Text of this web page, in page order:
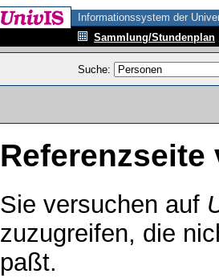
Informationssystem der
Sammlung/Stundenplan
Suche:
Referenzseite
Sie versuchen auf
zuzugreifen, die
paßt.